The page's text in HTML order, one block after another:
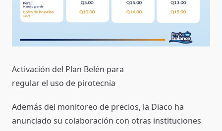
Activación del Plan Belén para
regular el uso de pirotecnia
Además del monitoreo de precios, la Diaco ha
anunciado su colaboración con otras instituciones